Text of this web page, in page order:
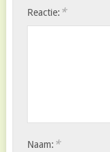
Reactie: *
Naam: *